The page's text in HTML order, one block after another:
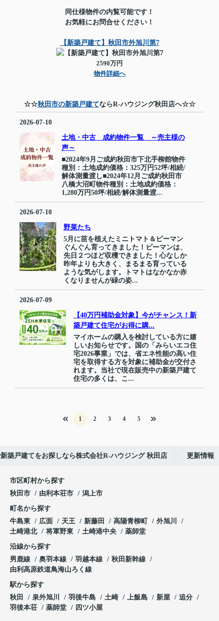
同仕様物件の内覧可能です！
お気軽にお問合せください！
【新築戸建て】秋田市外旭川第7
2590万円
物件詳細へ
☆☆秋田市の新築戸建てならR-ハウジング秋田店へ☆☆
2026-07-10
土地・中古 成約物件一覧 ～売主様の
声～
■2024年9月ご成約秋田市下北手柳館物件
種別：土地成約価格：325万円52坪/相続/
解体測量渡し■2024年12月ご成約秋田市
八橋大沼町物件種別：土地成約価格：
1,280万円50坪/相続/解体測量渡...
2026-07-10
野菜たち
5月に苗を植えたミニトマト＆ピーマン
ぐんぐん育ってきました！ピーマンは、
先日２つほど収穫できました！心なしか
昨年よりも大きく、まるまる育っている
ような気がします。トマトはなかなか赤
くなりませんが緑の姿...
2026-07-09
【40万円補助金対象】今がチャンス！新
築戸建て住宅がお得に購...
マイホームの購入を検討している方に嬉
しいお知らせです。国の「みらいエコ住
宅2026事業」では、省エネ性能の高い住
宅を取得する方を対象に補助金が交付さ
れます。当社で現在販売中の新築戸建て
住宅の多くは、こ...
1 2 3 4 5
築戸建てをお探しなら株式会社R-ハウジング 秋田店 更新情報
市区町村から探す
秋田市
由利本荘市 潟上市
町名から探す
牛島東
広面 天王 新藤田 高陽青柳町
外旭川
土崎港北
将軍野東 土崎港中央 薬師堂
沿線から探す
男鹿線
奥羽本線 羽越本線
秋田新幹線
由利高原鉄道鳥海山ろく線
駅から探す
秋田
泉外旭川 羽後牛島 土崎 上飯島 新屋
追分
羽後本荘
薬師堂 四ツ小屋